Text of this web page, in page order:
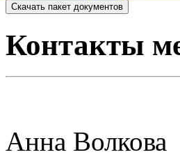
Скачать пакет документов
Контакты
Анна Волкова